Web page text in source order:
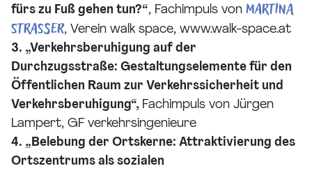
fürs zu Fuß gehen tun?“, Fachimpuls von MARTINA
STRASSER, Verein walk space, www.walk-space.at
3. „Verkehrsberuhigung auf der
Durchzugsstraße: Gestaltungselemente für den
Öffentlichen Raum zur Verkehrssicherheit und
Verkehrsberuhigung“, Fachimpuls von Jürgen
Lampert, GF verkehrsingenieure
4. „Belebung der Ortskerne: Attraktivierung des
Ortszentrums als sozialen